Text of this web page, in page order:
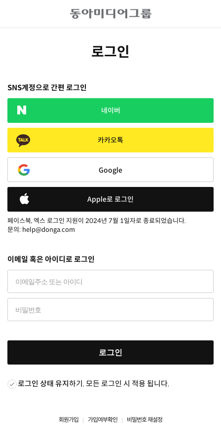
로그인
SNS계정으로 간편 로그인
네이버
카카오톡
Google
Apple로 로그인
페이스북, 엑스 로그인 지원이 2024년 7월 1일자로 종료되었습니다.
문의: help@donga.com
이메일 혹은 아이디로 로그인
로그인
로그인 상태 유지하기. 모든 로그인 시 적용 됩니다.
회원가입 가입여부확인 비밀번호 재설정